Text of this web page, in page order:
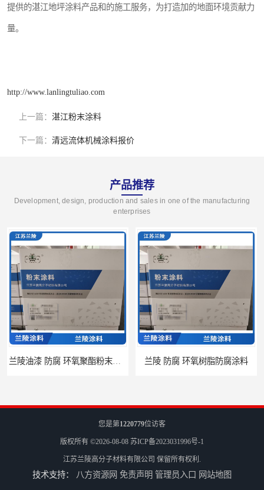
提供的湛江地坪涂料产品和的施工服务，为打造加的地面环境贡献力
量。
http://www.lanlingtuliao.com
上一篇： 湛江粉末涂料
下一篇： 清远流体机械涂料报价
产品推荐
Development, design, production and sales in one of the manufacturing
enterprises
兰陵油漆 防腐 环氧聚酯粉末涂料 兰陵 防腐 环氧树脂防腐涂料
您是第1220779位访客
版权所有 ©2026-08-08 苏ICP备2023031996号-1
江苏兰陵高分子材料有限公司 保留所有权利.
技术支持： 八方资源网 免责声明 管理员入口 网站地图